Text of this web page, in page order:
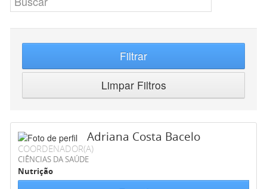
Filtrar
Limpar Filtros
Adriana Costa Bacelo
COORDENADOR(A)
CIÊNCIAS DA SAÚDE
Nutrição